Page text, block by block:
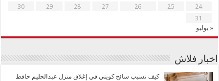
24
25
26
27
28
29
30
31
« يوليو
اخبار فلاش
كيف تسبب سائح كويتي في إغلاق منزل عبدالحليم حافظ